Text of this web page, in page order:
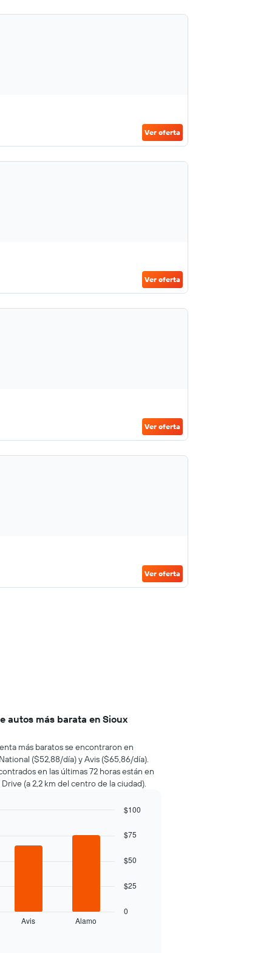
Ver oferta
Ver oferta
Ver oferta
Ver oferta
autos más barata en Sioux
más baratos se encontraron en
($52,88/día) y Avis ($65,86/día).
en las últimas 72 horas están en
(a 2,2 km del centro de la ciudad).
Avis Alamo
0
$25
$50
$75
$100